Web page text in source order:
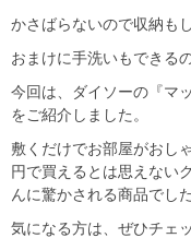
かさばらないので収納も
おまけに手洗いもできる
今回は、ダイソーの『マ
をご紹介しました。
敷くだけでお部屋がおし
円で買えるとは思えない
んに驚かされる商品でした
気になる方は、ぜひチェ